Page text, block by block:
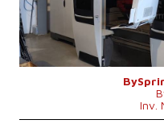
Laserleistung
4000 W
Fiber
ja
Max. Werkstückgewicht
890
Maschinengewicht
13000
Kontrollsystem
nein
Inv.